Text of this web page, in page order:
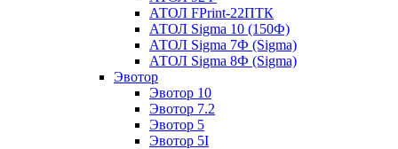
АТОЛ FPrint-22ПТК
АТОЛ Sigma 10 (150Ф)
АТОЛ Sigma 7Ф (Sigma)
АТОЛ Sigma 8Ф (Sigma)
Эвотор
Эвотор 10
Эвотор 7.2
Эвотор 5
Эвотор 5I